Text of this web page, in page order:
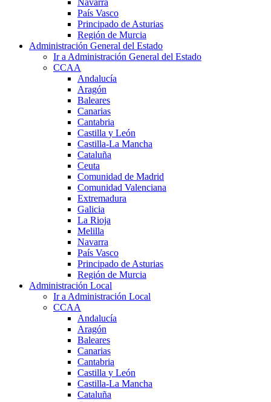
País Vasco
Principado de Asturias
Región de Murcia
Administración General del Estado
Ir a Administración General del Estado
CCAA
Andalucía
Aragón
Baleares
Canarias
Cantabria
Castilla y León
Castilla-La Mancha
Cataluña
Ceuta
Comunidad de Madrid
Comunidad Valenciana
Extremadura
Galicia
La Rioja
Melilla
Navarra
País Vasco
Principado de Asturias
Región de Murcia
Administración Local
Ir a Administración Local
CCAA
Andalucía
Aragón
Baleares
Canarias
Cantabria
Castilla y León
Castilla-La Mancha
Cataluña